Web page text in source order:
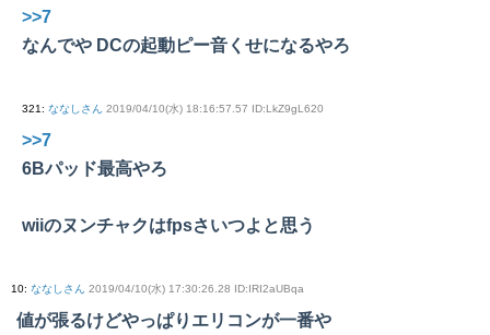
>>7
なんでや DCの起動ピー音くせになるやろ
321: ななしさん 2019/04/10(水) 18:16:57.57 ID:LkZ9gL620
>>7
6Bパッド最高やろ
wiiのヌンチャクはfpsさいつよと思う
10: ななしさん 2019/04/10(水) 17:30:26.28 ID:IRI2aUBqa
値が張るけどやっぱりエリコンが一番や